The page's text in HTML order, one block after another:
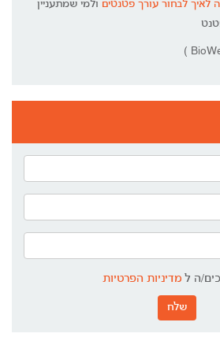
לאיך לבחור עורך פטנטים ולמי שמתעניין
ה ל מדיניות הפרטיות
שלח